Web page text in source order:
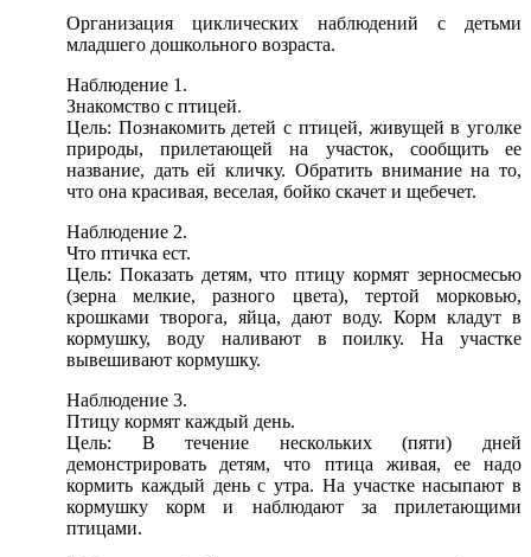
Организация циклических наблюдений с детьми
младшего дошкольного возраста.
Наблюдение 1.
Знакомство с птицей.
Цель: Познакомить детей с птицей, живущей в уголке
природы, прилетающей на участок, сообщить ее
название, дать ей кличку. Обратить внимание на то,
что она красивая, веселая, бойко скачет и щебечет.
Наблюдение 2.
Что птичка ест.
Цель: Показать детям, что птицу кормят зерносмесью
(зерна мелкие, разного цвета), тертой морковью,
крошками творога, яйца, дают воду. Корм кладут в
кормушку, воду наливают в поилку. На участке
вывешивают кормушку.
Наблюдение 3.
Птицу кормят каждый день.
Цель: В течение нескольких (пяти) дней
демонстрировать детям, что птица живая, ее надо
кормить каждый день с утра. На участке насыпают в
кормушку корм и наблюдают за прилетающими
птицами.